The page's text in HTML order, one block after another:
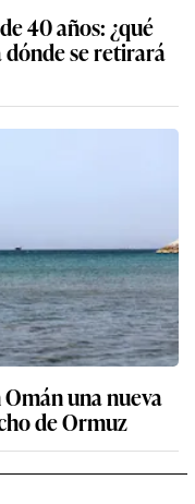
40 años: ¿qué
dónde se retirará
una nueva
de Ormuz